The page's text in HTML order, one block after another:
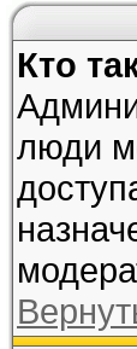
Кто
люди